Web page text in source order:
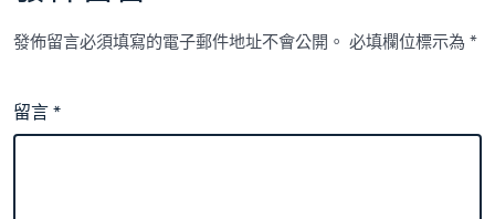
發佈留言必須填寫的電子郵件地址不會公開。 必填欄位標示為*
留言*